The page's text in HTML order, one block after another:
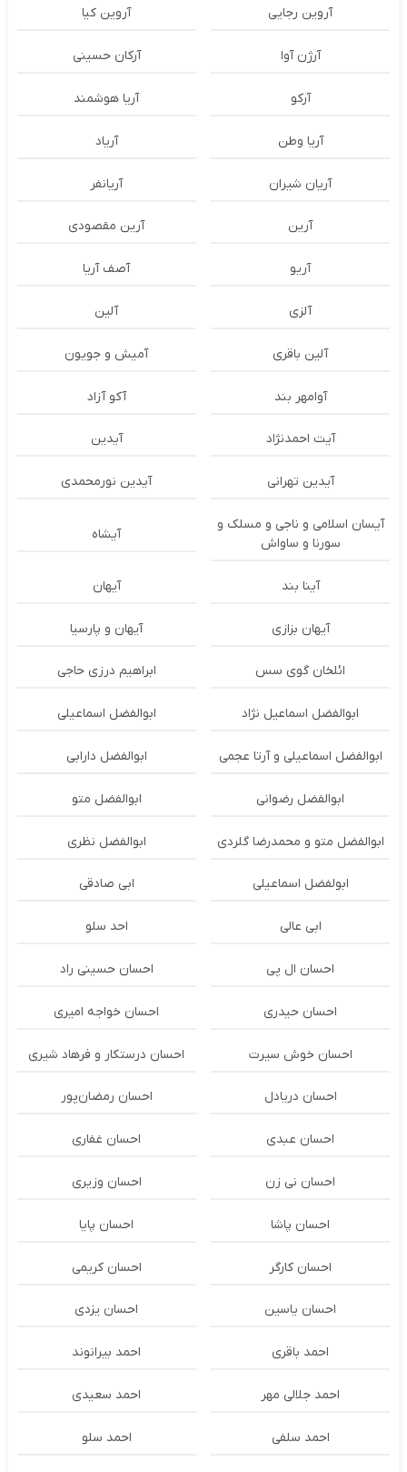
آروین رجایی آروین کیا
آرژن آوا آرکان حسینی
آرکو آریا هوشمند
آریا وطن آریاد
آریان شیران آریانفر
آرین آرین مقصودی
آریو آصف آریا
آلزی آلین
آلین باقری آمیش و جویون
آوامهر بند آکو آزاد
آیت احمدنژاد آیدین
آیدین تهرانی آیدین نورمحمدی
آیسان اسلامی و ناجی و مسلک و
سورنا و ساواش
آیشاه
آینا بند آیهان
آیهان بزازی آیهان و پارسیا
ائلخان گوی سس ابراهیم درزی حاجی
ابوالفضل اسماعیل نژاد ابوالفضل اسماعیلی
ابوالفضل اسماعیلی و آرتا عجمی ابوالفضل دارابی
ابوالفضل رضوانی ابوالفضل متو
ابوالفضل متو و محمدرضا گلردی ابوالفضل نظری
ابولفضل اسماعیلی ابی صادقی
ابی عالی احد سلو
احسان ال پی احسان حسینی راد
احسان حیدری احسان خواجه امیری
احسان خوش سیرت احسان درستكار و فرهاد شيرى
احسان دریادل احسان رمضان‌پور
احسان عبدی احسان غفاری
احسان نی زن احسان وزیری
احسان پاشا احسان پایا
احسان کارگر احسان کریمی
احسان یاسین احسان یزدی
احمد باقری احمد بیرانوند
احمد جلالی مهر احمد سعیدی
احمد سلفی احمد سلو